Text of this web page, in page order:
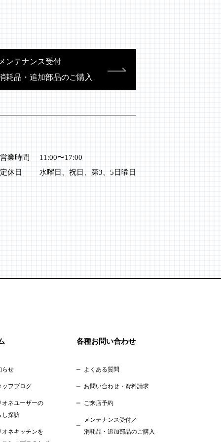
メンテナンス受付
耗品・追加部品のご購入
営業時間
11:00〜17:00
定休日
水曜日、祝日、第3、5日曜日
らせ
ッフブログ
オネユーザーの
し探訪
オネキッチンを
各種お問い合わせ
よくある質問
お問い合わせ・資料請求
ご来店予約
メンテナンス受付／
消耗品・追加部品のご購入